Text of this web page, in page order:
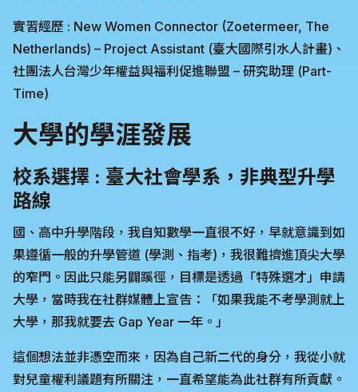
實習經歷 : New Women Connector (Zoetermeer, The
Netherlands) – Project Assistant (臺大國際引水人計畫)、
社團法人台灣少年權益與福利促進聯盟 – 研究助理 (Part-
Time)
大學的學涯發展
校系選擇 : 臺大社會學系，非典型升學
路線
國、高中升學階段，我自知數學一直很不好，早就意識到如
果遵循一般的升學管道 (學測、指考)，我很難擠進頂尖大學
的窄門。因此只能另闢蹊徑，目標是透過「特殊選才」申請
大學，當時我在社群媒體上宣告：「如果我能不考學測就上
大學，那我就要去 Gap Year 一年。」
這個想法並非憑空而來，因為自己新二代的身分，我從小就
對兒童權利議題有所關注，一直希望能為此社群有所貢獻。